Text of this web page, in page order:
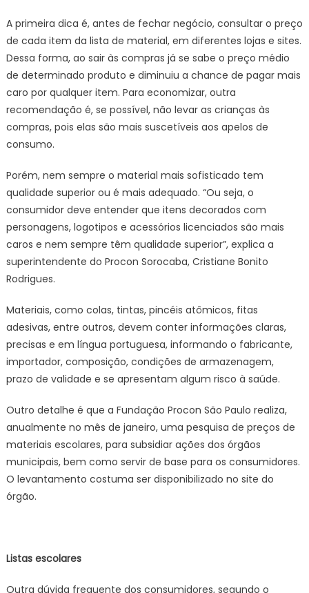
A primeira dica é, antes de fechar negócio, consultar o preço
de cada item da lista de material, em diferentes lojas e sites.
Dessa forma, ao sair às compras já se sabe o preço médio
de determinado produto e diminuiu a chance de pagar mais
caro por qualquer item. Para economizar, outra
recomendação é, se possível, não levar as crianças às
compras, pois elas são mais suscetíveis aos apelos de
consumo.
Porém, nem sempre o material mais sofisticado tem
qualidade superior ou é mais adequado. “Ou seja, o
consumidor deve entender que itens decorados com
personagens, logotipos e acessórios licenciados são mais
caros e nem sempre têm qualidade superior”, explica a
superintendente do Procon Sorocaba, Cristiane Bonito
Rodrigues.
Materiais, como colas, tintas, pincéis atômicos, fitas
adesivas, entre outros, devem conter informações claras,
precisas e em língua portuguesa, informando o fabricante,
importador, composição, condições de armazenagem,
prazo de validade e se apresentam algum risco à saúde.
Outro detalhe é que a Fundação Procon São Paulo realiza,
anualmente no mês de janeiro, uma pesquisa de preços de
materiais escolares, para subsidiar ações dos órgãos
municipais, bem como servir de base para os consumidores.
O levantamento costuma ser disponibilizado no site do
órgão.
Listas escolares
Outra dúvida frequente dos consumidores, segundo o